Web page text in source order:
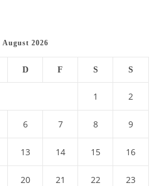
August 2026
D F S S
1 2
6 7 8 9
13 14 15 16
20 21 22 23